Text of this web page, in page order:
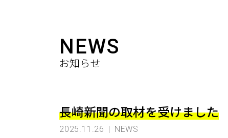
お知らせ
NEWS
長崎新聞の取材を受けました
2025.11.26 NEWS